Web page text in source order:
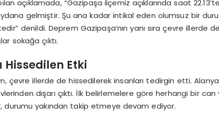
açıklamada, “Gazipaşa ilçemiz açıklarında saat
gelmiştir. Şu ana kadar intikal eden olumsuz bir
denildi. Deprem Gazipaşa’nın yanı sıra çevre illerde
sokağa çıktı.
Hissedilen Etki
çevre illerde de hissedilerek insanları tedirgin etti.
dışarı çıktı. İlk belirlemelere göre herhangi bir can
durumu yakından takip etmeye devam ediyor.